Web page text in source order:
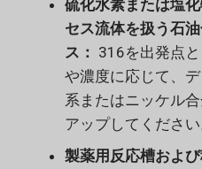
硫化水素または塩
セス流体を扱う石
ス： 316を出発点
や濃度に応じて、
系またはニッケル
アップしてくださ
製薬用反応槽および